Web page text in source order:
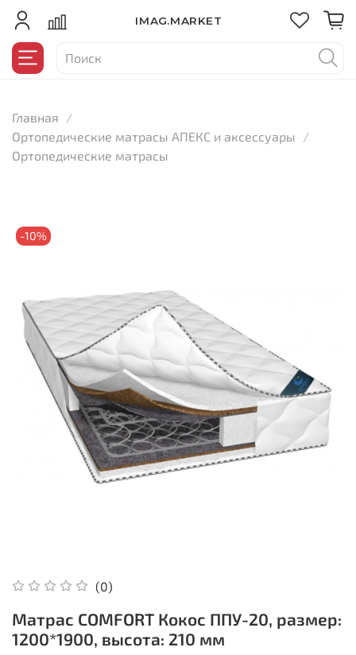
IMAG.MARKET
Главная
Ортопедические матрасы АПЕКС и аксессуары
Ортопедические матрасы
-10%
(0)
Матрас COMFORT Кокос ППУ-20, размер:
1200*1900, высота: 210 мм